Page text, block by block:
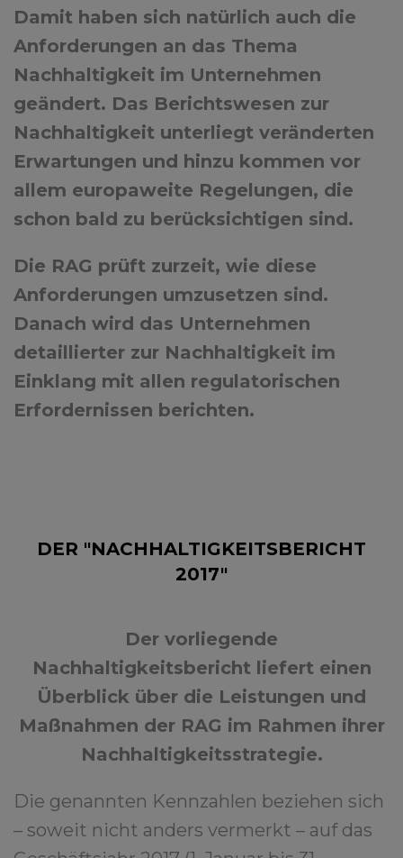
Damit haben sich natürlich auch die
Anforderungen an das Thema
Nachhaltigkeit im Unternehmen
geändert. Das Berichtswesen zur
Nachhaltigkeit unterliegt veränderten
Erwartungen und hinzu kommen vor
allem europaweite Regelungen, die
schon bald zu berücksichtigen sind.
Die RAG prüft zurzeit, wie diese
Anforderungen umzusetzen sind.
Danach wird das Unternehmen
detaillierter zur Nachhaltigkeit im
Einklang mit allen regulatorischen
Erfordernissen berichten.
DER "NACHHALTIGKEITSBERICHT
2017"
Der vorliegende
Nachhaltigkeitsbericht liefert einen
Überblick über die Leistungen und
Maßnahmen der RAG im Rahmen ihrer
Nachhaltigkeitsstrategie.
Die genannten Kennzahlen beziehen sich
– soweit nicht anders vermerkt – auf das